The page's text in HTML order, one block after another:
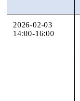
2026-02-03
14:00-16:00